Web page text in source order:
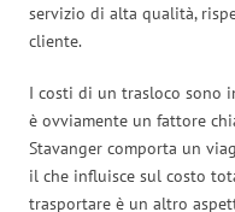
servizio di alta qualità,
cliente.
I costi di un trasloco sono
è ovviamente un fattore
Stavanger comporta un
il che influisce sul costo
trasportare è un altro